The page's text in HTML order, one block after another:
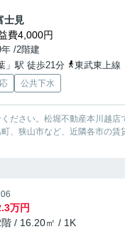
士見
費4,000円
/2階建
」駅 徒歩21分
東武東上線「
公共下水
ださい。松堀不動産本川越店
、狭山市など、近隣各市の賃
万円
階 / 16.20㎡ / 1K